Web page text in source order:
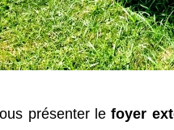
présenter lefoyer